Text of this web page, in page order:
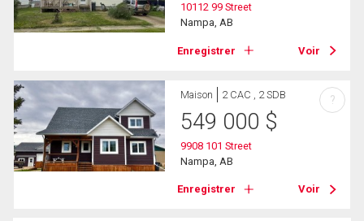
10112 99 Street
Nampa, AB
Enregistrer Voir
Maison 2 CAC , 2 SDB
549 000 $
9908 101 Street
Nampa, AB
Enregistrer Voir
?